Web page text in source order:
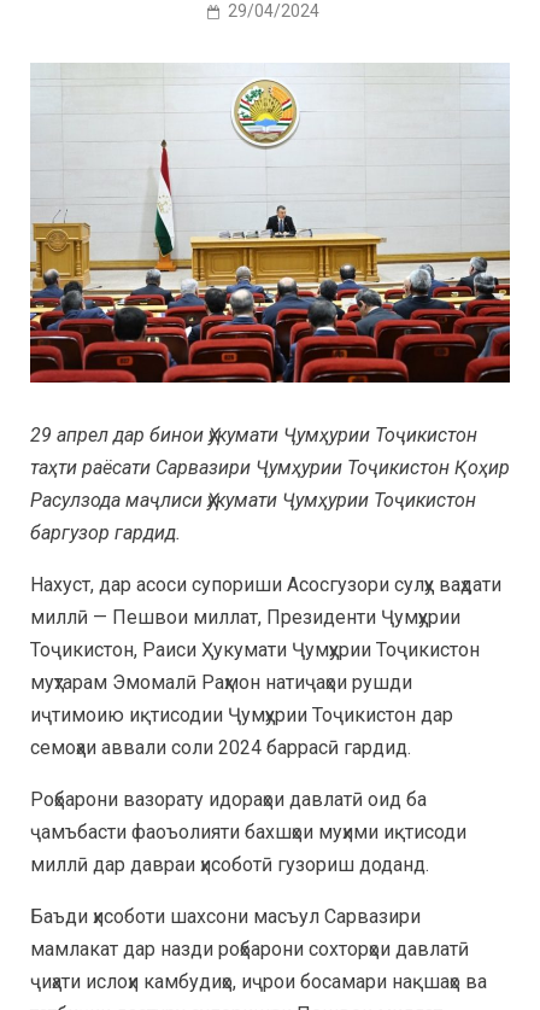
29/04/2024
29 апрел дар бинои Ҳукумати Ҷумҳурии Тоҷикистон
таҳти раёсати Сарвазири Ҷумҳурии Тоҷикистон Қоҳир
Расулзода маҷлиси Ҳукумати Ҷумҳурии Тоҷикистон
баргузор гардид.
Нахуст, дар асоси супориши Асосгузори сулҳу ваҳдати
миллӣ — Пешвои миллат, Президенти Ҷумҳурии
Тоҷикистон, Раиси Ҳукумати Ҷумҳурии Тоҷикистон
муҳтарам Эмомалӣ Раҳмон натиҷаҳои рушди
иҷтимоию иқтисодии Ҷумҳурии Тоҷикистон дар
семоҳаи аввали соли 2024 баррасӣ гардид.
Роҳбарони вазорату идораҳои давлатӣ оид ба
ҷамъбасти фаоъолияти бахшҳои муҳими иқтисоди
миллӣ дар давраи ҳисоботӣ гузориш доданд.
Баъди ҳисоботи шахсони масъул Сарвазири
мамлакат дар назди роҳбарони сохторҳои давлатӣ
ҷиҳати ислоҳи камбудиҳо, иҷрои босамари нақшаҳо ва